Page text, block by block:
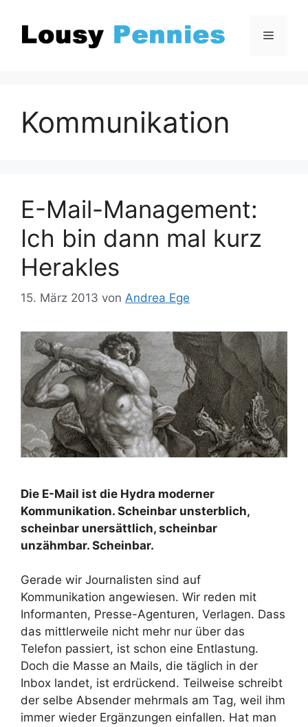
Inhalt
springen
Menü
Kommunikation
E-Mail-Management:
Ich bin dann mal kurz
Herakles
15. März 2013 von Andrea Ege
Die E-Mail ist die Hydra moderner
Kommunikation. Scheinbar unsterblich,
scheinbar unersättlich, scheinbar
unzähmbar. Scheinbar.
Gerade wir Journalisten sind auf
Kommunikation angewiesen. Wir reden mit
Informanten, Presse-Agenturen, Verlagen. Dass
das mittlerweile nicht mehr nur über das
Telefon passiert, ist schon eine Entlastung.
Doch die Masse an Mails, die täglich in der
Inbox landet, ist erdrückend. Teilweise schreibt
der selbe Absender mehrmals am Tag, weil ihm
immer wieder Ergänzungen einfallen. Hat man